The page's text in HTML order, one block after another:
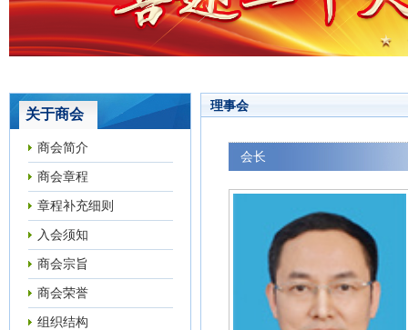
关于商会
商会简介
商会章程
章程补充细则
入会须知
商会宗旨
商会荣誉
组织结构
理事会
会长